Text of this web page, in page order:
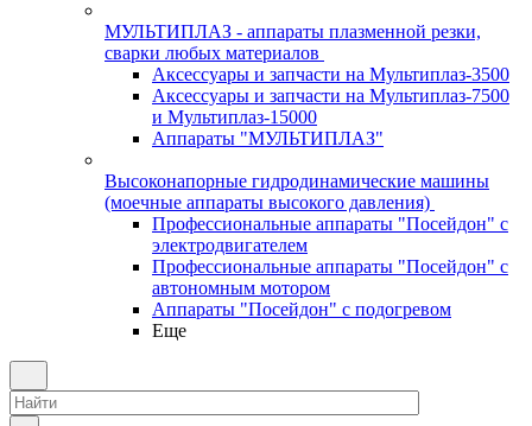
МУЛЬТИПЛАЗ - аппараты плазменной резки,
сварки любых материалов
Аксессуары и запчасти на Мультиплаз-3500
Аксессуары и запчасти на Мультиплаз-7500
и Мультиплаз-15000
Аппараты "МУЛЬТИПЛАЗ"
Высоконапорные гидродинамические машины
(моечные аппараты высокого давления)
Профессиональные аппараты "Посейдон" с
электродвигателем
Профессиональные аппараты "Посейдон" с
автономным мотором
Аппараты "Посейдон" с подогревом
Еще